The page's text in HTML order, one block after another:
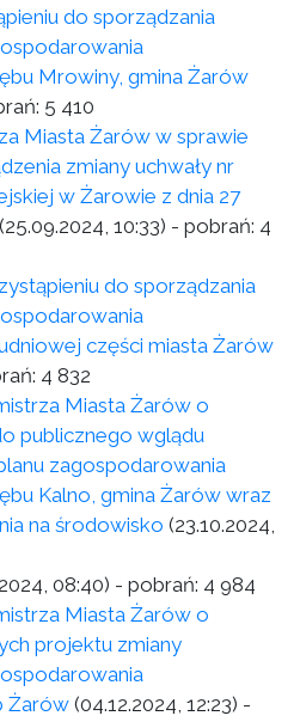
do sporządzania
Mrowiny, gmina Żarów
5 410
Miasta Żarów w sprawie
zmiany uchwały nr
w Żarowie z dnia 27
(25.09.2024, 10:33) - pobrań: 4
do sporządzania
części miasta Żarów
4 832
Miasta Żarów o
publicznego wglądu
zagospodarowania
Kalno, gmina Żarów wraz
na środowisko (23.10.2024,
08:40) - pobrań: 4 984
Miasta Żarów o
projektu zmiany
Żarów (04.12.2024, 12:23) -